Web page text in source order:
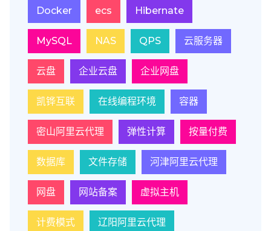
Docker ecs Hibernate
MySQL NAS QPS 云服务器
云盘 企业云盘 企业网盘
凯铧互联 在线编程环境 容器
密山阿里云代理 弹性计算 按量付费
数据库 文件存储 河津阿里云代理
网盘 网站备案 虚拟主机
计费模式 辽阳阿里云代理